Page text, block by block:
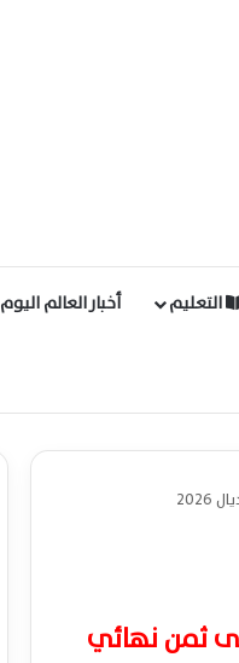
التعليم أخبار العالم اليوم
ثمن نهائي